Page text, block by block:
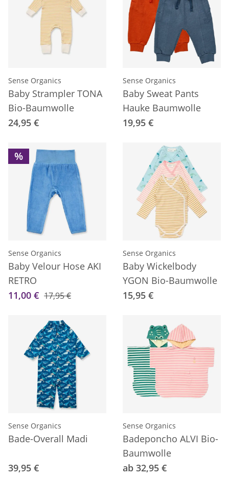
Sense Organics
Baby Strampler TONA
Bio-Baumwolle
24,95 €
Sense Organics
Baby Sweat Pants
Hauke Baumwolle
19,95 €
%
Sense Organics
Baby Velour Hose AKI
RETRO
11,00 € 17,95 €
Sense Organics
Baby Wickelbody
YGON Bio-Baumwolle
15,95 €
Sense Organics
Bade-Overall Madi
39,95 €
Sense Organics
Badeponcho ALVI Bio-
Baumwolle
ab 32,95 €